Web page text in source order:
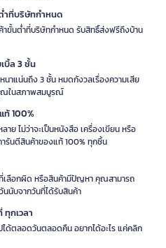
ำที่บริษัทกำหนด
ขั้นต่ำที่บริษัทกำหนด รับสิทธิ์ส่งฟรีถึงบ้าน
บิ้ล 3 ชั้น
าแน่นถึง 3 ชั้น หมดกังวลเรื่องความเสีย
ณในสภาพสมบูรณ์
100%
ย ไม่ว่าจะเป็นหนังสือ เครื่องเขียน หรือ
รันตีสินค้าของแท้ 100% ทุกชิ้น
ที่เลือกผิด หรือสินค้ามีปัญหา คุณสามารถ
นนับจากวันที่ได้รับสินค้า
ทุกเวลา
ด้ตลอดวันตลอดคืน อยากได้อะไร แค่คลิก